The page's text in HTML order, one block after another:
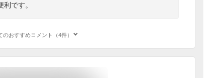
です。
のおすすめコメント（4件）